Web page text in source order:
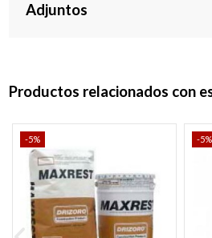
Adjuntos
Productos relacionados con
-5% -5%